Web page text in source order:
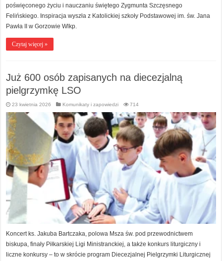
poświęconego życiu i nauczaniu świętego Zygmunta Szczęsnego
Felińskiego. Inspiracja wyszła z Katolickiej szkoły Podstawowej im. św. Jana
Pawła II w Gorzowie Wlkp.
Czytaj więcej »
Już 600 osób zapisanych na diecezjalną
pielgrzymkę LSO
23 kwietnia 2026 Komunikaty i zapowiedzi 714
Koncert ks. Jakuba Bartczaka, polowa Msza św. pod przewodnictwem
biskupa, finały Piłkarskiej Ligi Ministranckiej, a także konkurs liturgiczny i
liczne konkursy – to w skrócie program Diecezjalnej Pielgrzymki Liturgicznej